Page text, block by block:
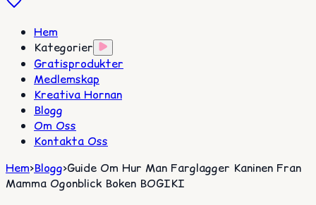
Hem
Kategorier
Gratisprodukter
Medlemskap
Kreativa Hornan
Blogg
Om Oss
Kontakta Oss
Hem>Blogg>Guide Om Hur Man Farglagger Kaninen Fran
Mamma Ogonblick Boken BOGIKI